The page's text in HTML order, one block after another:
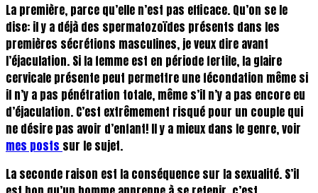
La première, parce qu’elle n’est pas efficace. Qu’on se le
dise: il y a déjà des spermatozoïdes présents dans les
premières sécrétions masculines, je veux dire avant
l’éjaculation. Si la femme est en période fertile, la glaire
cervicale présente peut permettre une fécondation même si
il n’y a pas pénétration totale, même s’il n’y a pas encore eu
d’éjaculation. C’est extrêmement risqué pour un couple qui
ne désire pas avoir d’enfant! Il y a mieux dans le genre, voir
mes posts sur le sujet.
La seconde raison est la conséquence sur la sexualité. S’il